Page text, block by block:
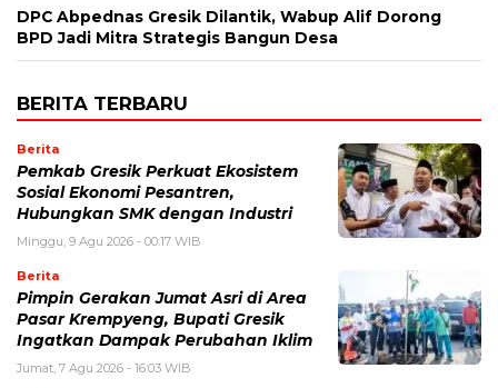
DPC Abpednas Gresik Dilantik, Wabup Alif Dorong
BPD Jadi Mitra Strategis Bangun Desa
BERITA TERBARU
Berita
Pemkab Gresik Perkuat Ekosistem
Sosial Ekonomi Pesantren,
Hubungkan SMK dengan Industri
Minggu, 9 Agu 2026 - 00:17 WIB
Berita
Pimpin Gerakan Jumat Asri di Area
Pasar Krempyeng, Bupati Gresik
Ingatkan Dampak Perubahan Iklim
Jumat, 7 Agu 2026 - 16:03 WIB